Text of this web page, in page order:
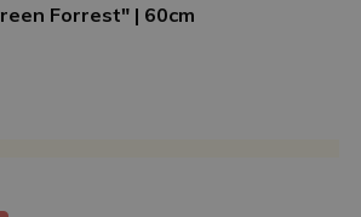
Forrest" | 60cm